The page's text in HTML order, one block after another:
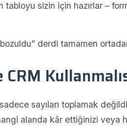
tabloyu sizin için hazırlar –
derdi tamamen
sayıları toplamak
alanda kâr ettiğinizi veya